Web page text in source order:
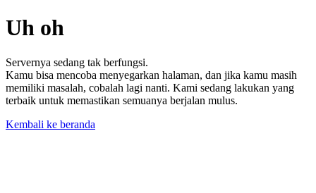
Uh oh
Servernya sedang tak berfungsi.
Kamu bisa mencoba menyegarkan halaman, dan jika kamu masih
memiliki masalah, cobalah lagi nanti. Kami sedang lakukan yang
terbaik untuk memastikan semuanya berjalan mulus.
Kembali ke beranda